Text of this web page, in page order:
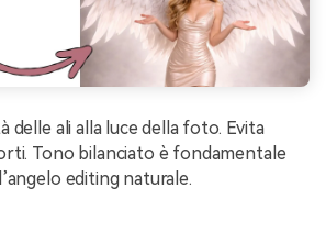
delle ali alla luce della foto. Evita
Tono bilanciato è fondamentale
editing naturale.